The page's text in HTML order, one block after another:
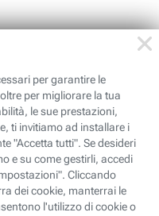
da Facebook
agli
piattaforma, ci
e siti